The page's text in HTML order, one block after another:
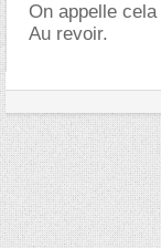
On appelle
Au revoir.